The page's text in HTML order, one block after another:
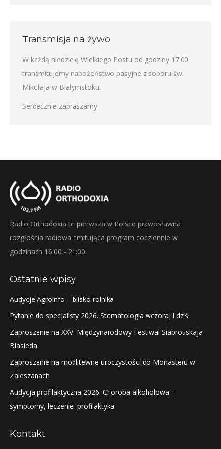
Transmisja na żywo
W każdą niedzielę Wielkiego Postu od godziny 17.00
transmitujemy nabożeństwo pasyjne z soboru św.
Mikołaja w Białymstoku.
Serdecznie zapraszamy
Radio Orthodoxia to pierwsza w Polsce prawosławna
rozgłośnia radiowa emitująca program codziennie w
godzinach 16:00 - 21:00.
Ostatnie wpisy
Audycje Agroinfo – blisko rolnika
Pytanie do specjalisty 2026. Stomatologia wczoraj i dziś
Zaproszenie na XXVI Międzynarodowy Festiwal Siabrouskaja
Biasieda
Zaproszenie na modlitewne uroczystości do Monasteru w
Zaleszanach
Audycja profilaktyczna 2026. Choroba alkoholowa –
symptomy, leczenie, profilaktyka
Kontakt